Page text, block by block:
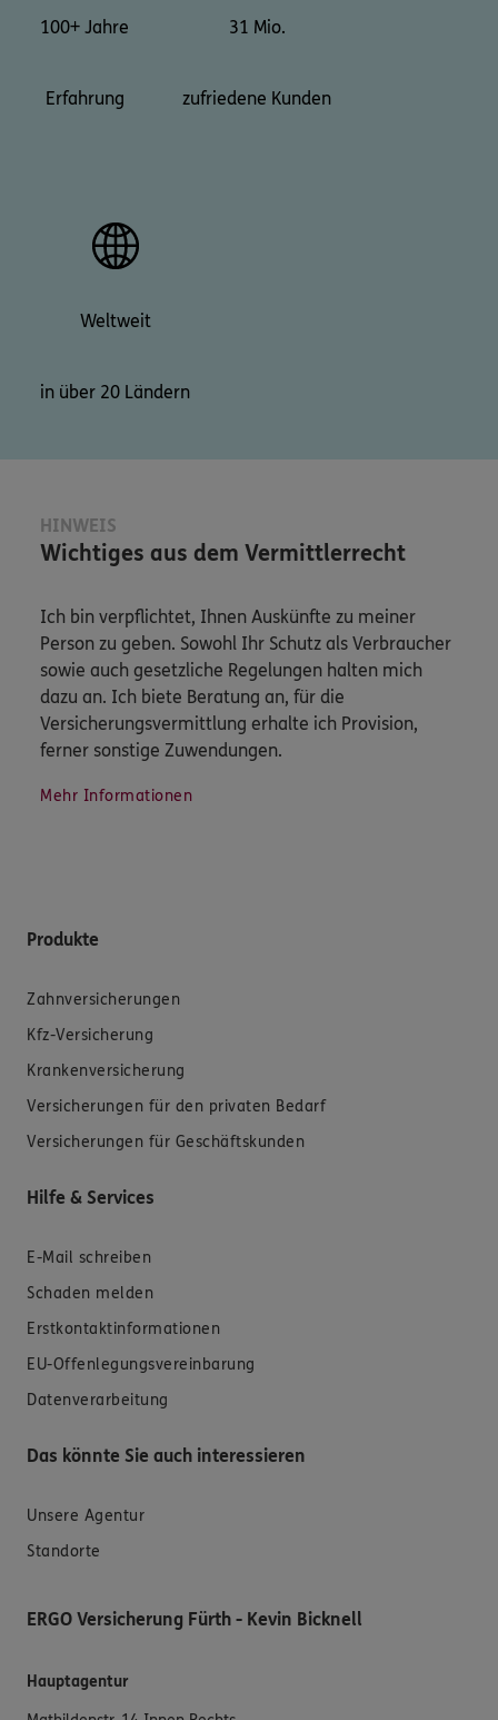
100+ Jahre
Erfahrung
31 Mio.
zufriedene Kunden
Weltweit
in über 20 Ländern
HINWEIS
Wichtiges aus dem Vermittlerrecht
Ich bin verpflichtet, Ihnen Auskünfte zu meiner
Person zu geben. Sowohl Ihr Schutz als Verbraucher
sowie auch gesetzliche Regelungen halten mich
dazu an. Ich biete Beratung an, für die
Versicherungsvermittlung erhalte ich Provision,
ferner sonstige Zuwendungen.
Mehr Informationen
Produkte
Zahnversicherungen
Kfz-Versicherung
Krankenversicherung
Versicherungen für den privaten Bedarf
Versicherungen für Geschäftskunden
Hilfe & Services
E-Mail schreiben
Schaden melden
Erstkontaktinformationen
EU-Offenlegungsvereinbarung
Datenverarbeitung
Das könnte Sie auch interessieren
Unsere Agentur
Standorte
ERGO Versicherung Fürth - Kevin Bicknell
Hauptagentur